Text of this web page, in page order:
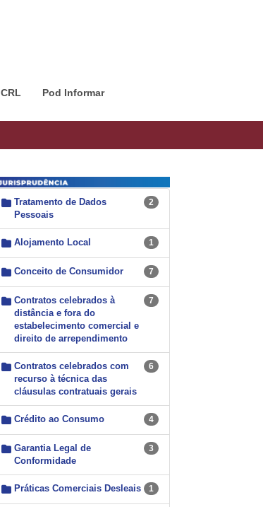
CRL
Pod Informar
Tratamento de Dados
Pessoais
2
Alojamento Local 1
Conceito de Consumidor 7
Contratos celebrados à
distância e fora do
estabelecimento comercial e
direito de arrependimento
7
Contratos celebrados com
recurso à técnica das
cláusulas contratuais gerais
6
Crédito ao Consumo 4
Garantia Legal de
Conformidade
3
Práticas Comerciais Desleais 1